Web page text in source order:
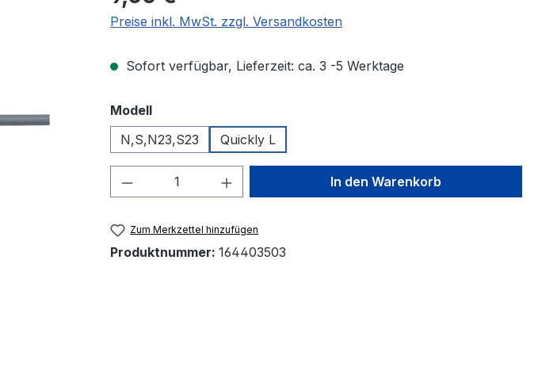
Preise inkl. MwSt. zzgl. Versandkosten
Sofort verfügbar, Lieferzeit: ca. 3 -5 Werktage
Modellauswählen
N,S,N23,S23
Quickly L
Produkt Anzahl: Gib den gewünschten Wert
In den Warenkorb
Zum Merkzettel hinzufügen
Produktnummer: 164403503